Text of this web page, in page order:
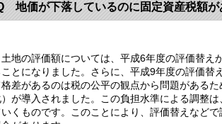
地価が下落しているのに固定資産税額が
の評価額については、平成6年度の評価替え
とになりました。さらに、平成9年度の評価替
差があるのは税の公平の観点から問題がある
が導入されました。この負担水準による調整
くものです。このことにより、評価替えなど